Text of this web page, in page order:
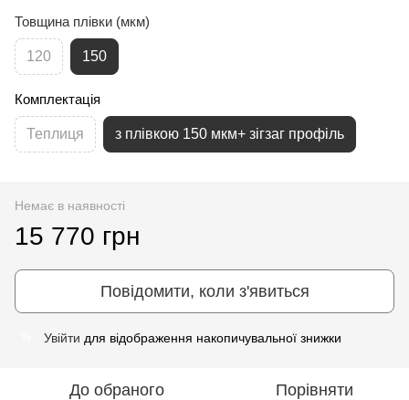
Товщина плівки (мкм)
120 150
Комплектація
Теплиця з плівкою 150 мкм+ зігзаг профіль
Немає в наявності
15 770 грн
Повідомити, коли з'явиться
Увійти для відображення накопичувальної знижки
До обраного Порівняти